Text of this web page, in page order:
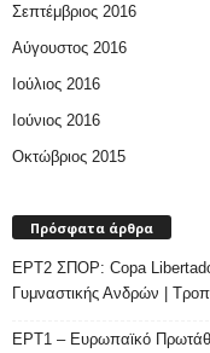
Σεπτέμβριος 2016
Αύγουστος 2016
Ιούλιος 2016
Ιούνιος 2016
Οκτώβριος 2015
Πρόσφατα άρθρα
ΕΡΤ2 ΣΠΟΡ: Copa
Γυμναστικής Ανδρών |
ΕΡΤ1 – Ευρωπαϊκό